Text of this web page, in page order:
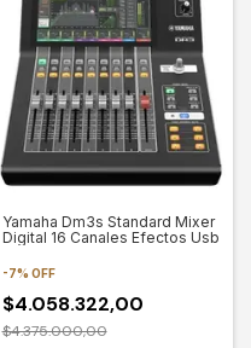
Yamaha Dm3s Standard Mixer
Digital 16 Canales Efectos Usb
-7% OFF
$4.058.322,00
$4.375.000,00